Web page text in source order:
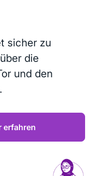
sicher zu
die
und den
erfahren